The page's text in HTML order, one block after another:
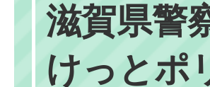
滋賀県警
けっとポ